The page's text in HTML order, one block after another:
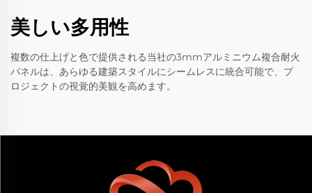
美しい多用性
複数の仕上げと色で提供される当社の3mmアルミニウム複合耐火
パネルは、あらゆる建築スタイルにシームレスに統合可能で、プ
ロジェクトの視覚的美観を高めます。